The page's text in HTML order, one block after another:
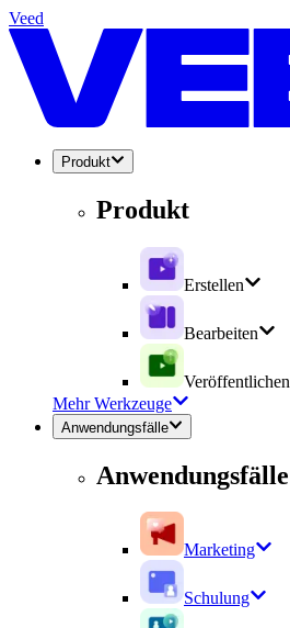
Veed
Produkt
Produkt
Erstellen
Bearbeiten
Veröffentlichen
Mehr Werkzeuge
Anwendungsfälle
Anwendungsfälle
Marketing
Schulung